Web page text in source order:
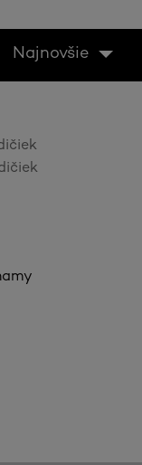
Najnovšie